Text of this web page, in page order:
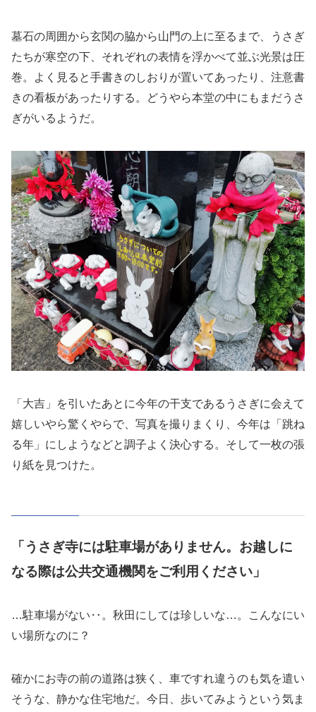
墓石の周囲から玄関の脇から山門の上に至るまで、うさぎ
たちが寒空の下、それぞれの表情を浮かべて並ぶ光景は圧
巻。よく見ると手書きのしおりが置いてあったり、注意書
きの看板があったりする。どうやら本堂の中にもまだうさ
ぎがいるようだ。
「大吉」を引いたあとに今年の干支であるうさぎに会えて
嬉しいやら驚くやらで、写真を撮りまくり、今年は「跳ね
る年」にしようなどと調子よく決心する。そして一枚の張
り紙を見つけた。
「うさぎ寺には駐車場がありません。お越しに
なる際は公共交通機関をご利用ください」
…駐車場がない‥。秋田にしては珍しいな…。こんなにい
い場所なのに？
確かにお寺の前の道路は狭く、車ですれ違うのも気を遣い
そうな、静かな住宅地だ。今日、歩いてみようという気ま